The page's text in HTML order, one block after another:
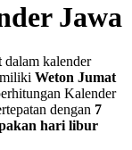
Jawa
dalam kalender
Weton Jumat
Kalender
dengan 7
hari libur